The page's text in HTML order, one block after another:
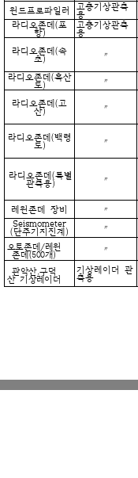
윈드프로파일러
고층기상관측
용
라디오존데(포
항)
고층기상관측
용
라디오존데(속
초) 〃
라디오존데(흑산
도) 〃
라디오존데(고
산) 〃
라디오존데(백령
도) 〃
라디오존데(특별
관측용) 〃
레윈존데 장비 〃
Seismometer
(단주기지진계) 〃
오토존데/레윈
존데(500개)
〃
관악산,구덕
산 기상레이더
기상레이더 관
측용